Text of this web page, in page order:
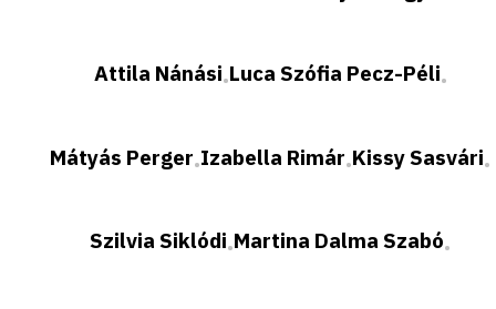
Attila Nánási•Luca Szófia Pecz-Péli•
Mátyás Perger•Izabella Rimár•Kissy Sasvári•
Szilvia Siklódi•Martina Dalma Szabó•